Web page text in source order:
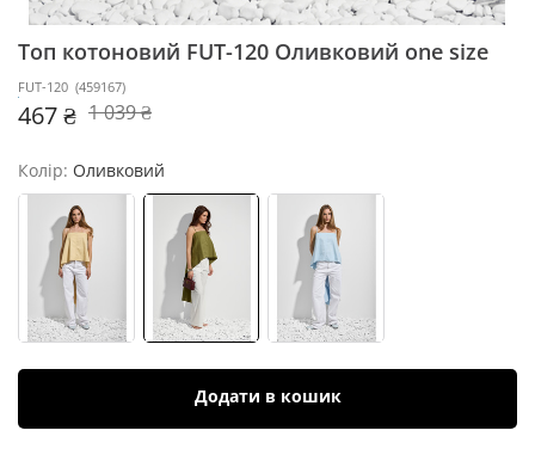
Топ котоновий FUT-120 Оливковий one size
FUT-120 (459167)
467 ₴ 1 039 ₴
Колір: Оливковий
Додати в кошик